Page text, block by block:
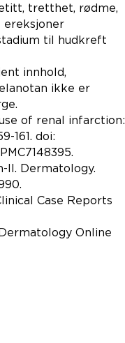
tretthet, rødme,
ereksjoner
til hudkreft
innhold,
ikke er
of renal infarction:
161. doi:
II. Dermatology.
Case Reports
Online